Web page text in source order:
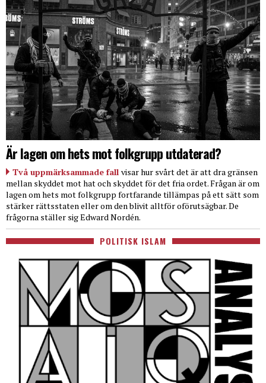
Är lagen om hets mot folkgrupp utdaterad?
Två uppmärksammade fall visar hur svårt det är att dra gränsen
mellan skyddet mot hat och skyddet för det fria ordet. Frågan är om
lagen om hets mot folkgrupp fortfarande tillämpas på ett sätt som
stärker rättsstaten eller om den blivit alltför oförutsägbar. De
frågorna ställer sig Edward Nordén.
POLITISK ISLAM